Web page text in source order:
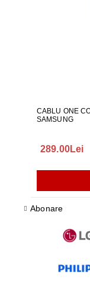
CABLU ONE
SAMSUNG
289.00Lei
Abonare